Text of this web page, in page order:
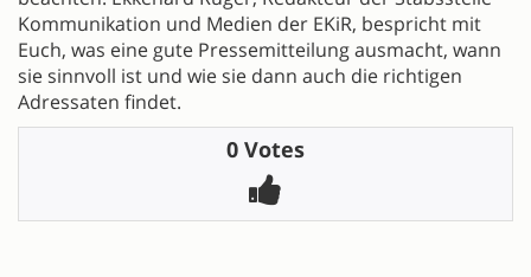
Kommunikation und Medien der EKiR, bespricht mit
Euch, was eine gute Pressemitteilung ausmacht, wann
sie sinnvoll ist und wie sie dann auch die richtigen
Adressaten findet.
0 Votes